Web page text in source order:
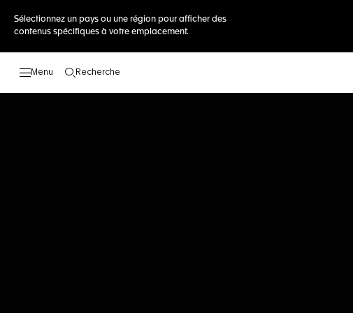
Sélectionnez un pays ou une région pour afficher des
contenus spécifiques à votre emplacement.
Recherche